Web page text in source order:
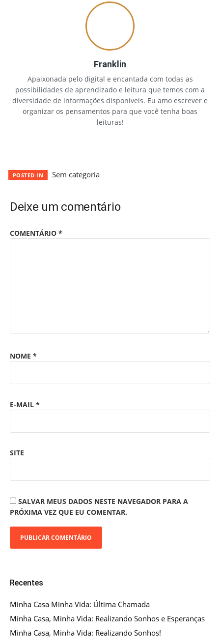
Franklin
Apaixonada pelo digital e encantada com todas as
possibilidades de aprendizado e leitura que temos com a
diversidade de informações disponíveis. Eu amo escrever e
organizar os pensamentos para que você tenha boas
leituras!
POSTED IN Sem categoria
Deixe um comentário
COMENTÁRIO *
NOME *
E-MAIL *
SITE
SALVAR MEUS DADOS NESTE NAVEGADOR PARA A
PRÓXIMA VEZ QUE EU COMENTAR.
Recentes
Minha Casa Minha Vida: Última Chamada
Minha Casa, Minha Vida: Realizando Sonhos e Esperanças
Minha Casa, Minha Vida: Realizando Sonhos!